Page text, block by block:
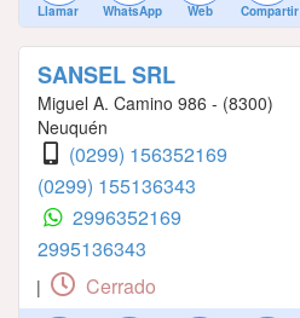
Llamar WhatsApp Web Compartir
SANSEL SRL
Miguel A. Camino 986 - (8300)
Neuquén
(0299) 156352169
(0299) 155136343
2996352169
2995136343
| Cerrado